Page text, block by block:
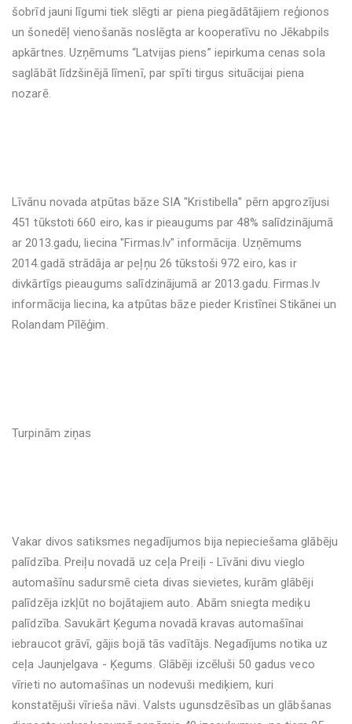
šobrīd jauni līgumi tiek slēgti ar piena piegādātājiem reģionos
un šonedēļ vienošanās noslēgta ar kooperatīvu no Jēkabpils
apkārtnes. Uzņēmums “Latvijas piens” iepirkuma cenas sola
saglābāt līdzšinējā līmenī, par spīti tirgus situācijai piena
nozarē.
Līvānu novada atpūtas bāze SIA "Kristibella" pērn apgrozījusi
451 tūkstoti 660 eiro, kas ir pieaugums par 48% salīdzinājumā
ar 2013.gadu, liecina "Firmas.lv" informācija. Uzņēmums
2014.gadā strādāja ar peļņu 26 tūkstoši 972 eiro, kas ir
divkārtīgs pieaugums salīdzinājumā ar 2013.gadu. Firmas.lv
informācija liecina, ka atpūtas bāze pieder Kristīnei Stikānei un
Rolandam Pīlēģim.
Turpinām ziņas
Vakar divos satiksmes negadījumos bija nepieciešama glābēju
palīdzība. Preiļu novadā uz ceļa Preiļi - Līvāni divu vieglo
automašīnu sadursmē cieta divas sievietes, kurām glābēji
palīdzēja izkļūt no bojātajiem auto. Abām sniegta mediķu
palīdzība. Savukārt Ķeguma novadā kravas automašīnai
iebraucot grāvī, gājis bojā tās vadītājs. Negadījums notika uz
ceļa Jaunjelgava - Ķegums. Glābēji izcēluši 50 gadus veco
vīrieti no automašīnas un nodevuši mediķiem, kuri
konstatējuši vīrieša nāvi. Valsts ugunsdzēsības un glābšanas